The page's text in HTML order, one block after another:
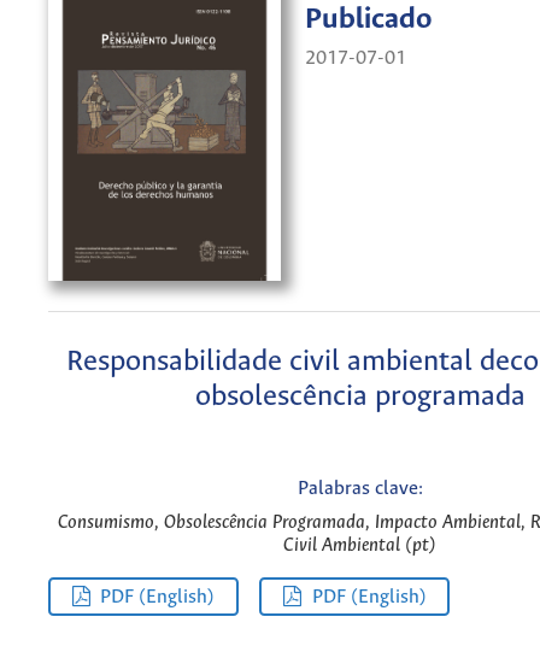
Publicado
2017-07-01
Responsabilidade civil ambiental
obsolescência programada
Palabras clave:
Consumismo, Obsolescência Programada, Impacto Ambiental,
Civil Ambiental (pt)
PDF (English) PDF (English)